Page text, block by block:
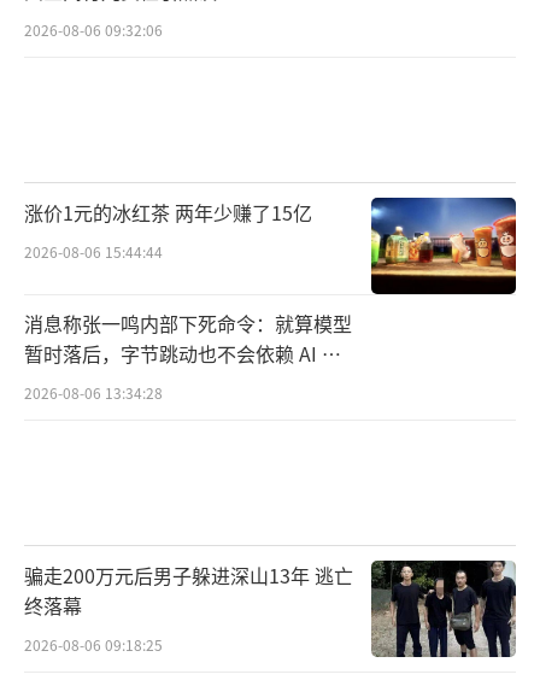
2026-08-06 09:32:06
涨价1元的冰红茶 两年少赚了15亿
2026-08-06 15:44:44
消息称张一鸣内部下死命令：就算模型
暂时落后，字节跳动也不会依赖 AI 蒸
馏技术
2026-08-06 13:34:28
骗走200万元后男子躲进深山13年 逃亡
终落幕
2026-08-06 09:18:25